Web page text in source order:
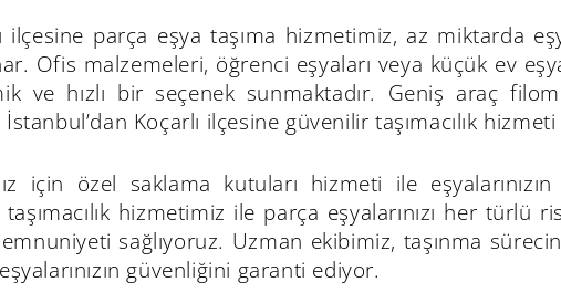
ilçesine parça eşya taşıma hizmetimiz, az miktarda
Ofis malzemeleri, öğrenci eşyaları veya küçük ev
ve hızlı bir seçenek sunmaktadır. Geniş araç
Koçarlı ilçesine güvenilir taşımacılık
için özel saklama kutuları hizmeti ile eşyalarınızın
taşımacılık hizmetimiz ile parça eşyalarınızı her türlü
sağlıyoruz. Uzman ekibimiz, taşınma
güvenliğini garanti ediyor.